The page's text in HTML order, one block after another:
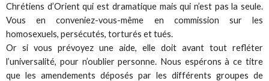
Chrétiens d’Orient qui est dramatique mais qui n’est pas la seule.
Vous en conveniez-vous-même en commission sur les
homosexuels, persécutés, torturés et tués.
Or si vous prévoyez une aide, elle doit avant tout refléter
l’universalité, pour n’oublier personne. Nous espérons à ce titre
que les amendements déposés par les différents groupes de